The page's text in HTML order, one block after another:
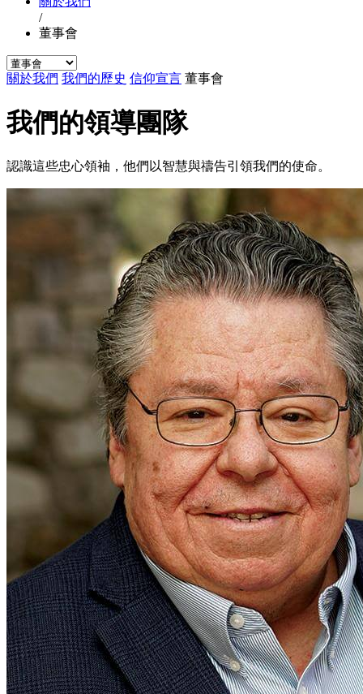
/
董事會
關於我們 我們的歷史 信仰宣言 董事會
我們的領導團隊
認識這些忠心領袖，他們以智慧與禱告引領我們的使命。